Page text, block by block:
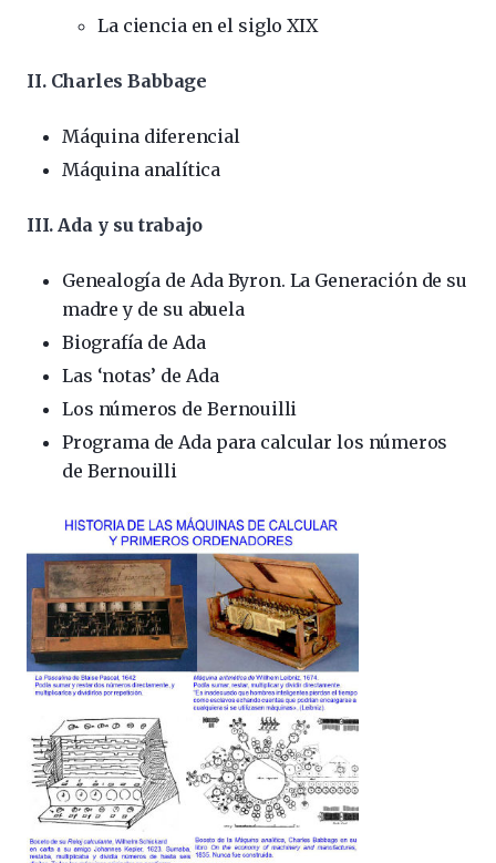
La ciencia en el siglo XIX
II. Charles Babbage
Máquina diferencial
Máquina analítica
III. Ada y su trabajo
Genealogía de Ada Byron. La Generación de su
madre y de su abuela
Biografía de Ada
Las ‘notas’ de Ada
Los números de Bernouilli
Programa de Ada para calcular los números
de Bernouilli